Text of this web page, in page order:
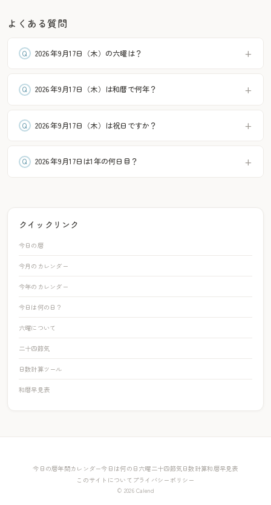
よくある質問
2026年9月17日（木）の六曜は？
2026年9月17日（木）は和暦で何年？
2026年9月17日（木）は祝日ですか？
2026年9月17日は1年の何日目？
クイックリンク
今日の暦
今月のカレンダー
今年のカレンダー
今日は何の日？
六曜について
二十四節気
日数計算ツール
和暦早見表
今日の暦年間カレンダー今日は何の日 六曜二十四節気 日数計算和暦早見表
このサイトについて プライバシーポリシー
© 2026 Calend